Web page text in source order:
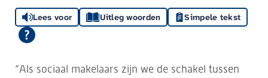
Lees voor Uitleg woorden Simpele tekst
“Als sociaal makelaars zijn we de schakel tussen